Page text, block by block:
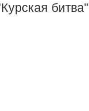
битва"